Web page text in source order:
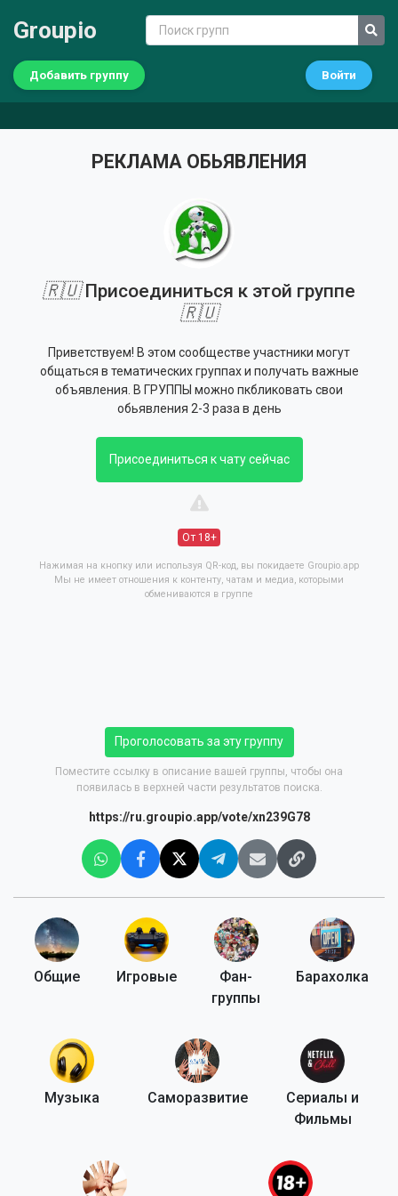
Groupio
Добавить группу Войти
РЕКЛАМА ОБЬЯВЛЕНИЯ
🇷🇺Присоединиться к этой группе
🇷🇺
Приветствуем! В этом сообществе участники могут
общаться в тематических группах и получать важные
объявления. В ГРУППЫ можно пкбликовать свои
обьявления 2-3 раза в день
Присоединиться к чату сейчас
От 18+
Нажимая на кнопку или используя QR-код, вы покидаете Groupio.app
Мы не имеет отношения к контенту, чатам и медиа, которыми
обмениваются в группе
Проголосовать за эту группу
Поместите ссылку в описание вашей группы, чтобы она
появилась в верхней части результатов поиска.
https://ru.groupio.app/vote/xn239G78
Общие Игровые
Фан-
группы
Барахолка
Музыка Саморазвитие
Сериалы и
Фильмы